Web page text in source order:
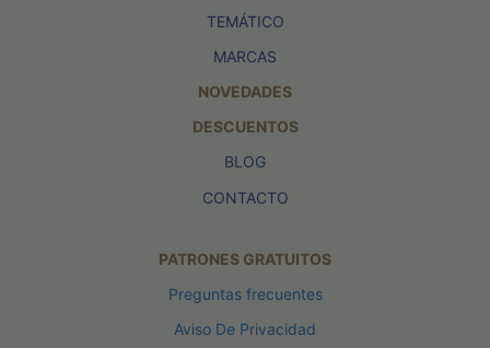
TEMÁTICO
MARCAS
NOVEDADES
DESCUENTOS
BLOG
CONTACTO
PATRONES GRATUITOS
Preguntas frecuentes
Aviso De Privacidad